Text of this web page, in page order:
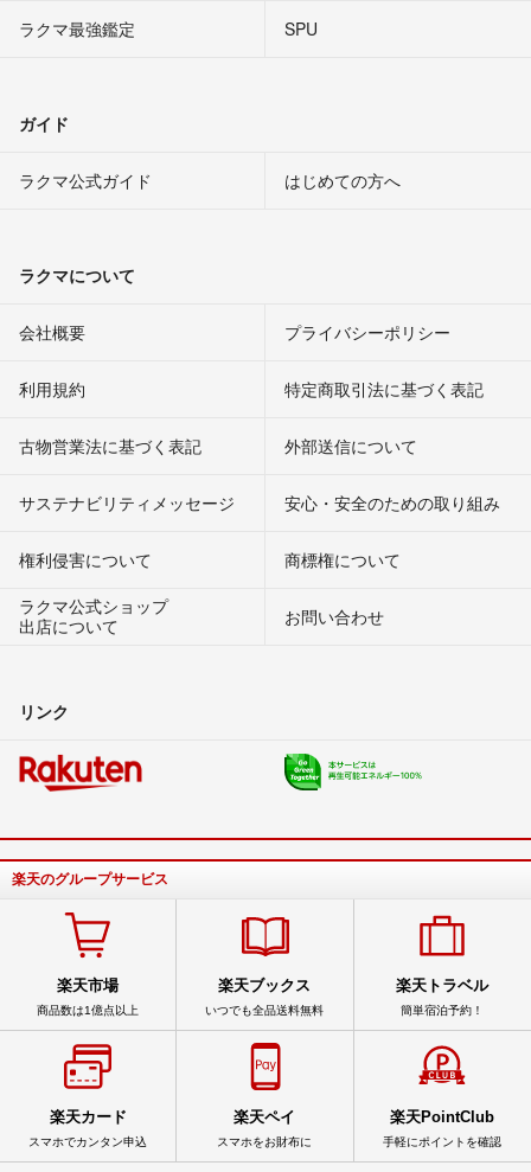
ラクマ最強鑑定
SPU
ガイド
ラクマ公式ガイド はじめての方へ
ラクマについて
会社概要 プライバシーポリシー
利用規約 特定商取引法に基づく表記
古物営業法に基づく表記 外部送信について
サステナビリティメッセージ 安心・安全のための取り組み
権利侵害について
商標権について
ラクマ公式ショップ
出店について
お問い合わせ
リンク
楽天のグループサービス
楽天市場
商品数は1億点以上
楽天ブックス
いつでも全品送料無料
楽天トラベル
簡単宿泊予約！
楽天カード
スマホでカンタン申込
楽天ペイ
スマホをお財布に
楽天PointClub
手軽にポイントを確認